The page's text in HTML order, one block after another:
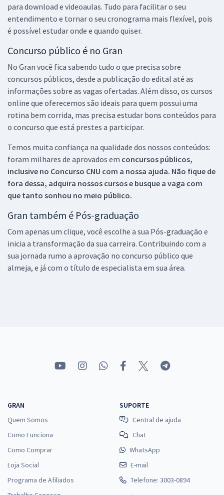
para download e videoaulas. Tudo para facilitar o seu
entendimento e tornar o seu cronograma mais flexível, pois
é possível estudar onde e quando quiser.
Concurso público é no Gran
No Gran você fica sabendo tudo o que precisa sobre
concursos públicos, desde a publicação do edital até as
informações sobre as vagas ofertadas. Além disso, os cursos
online que oferecemos são ideais para quem possui uma
rotina bem corrida, mas precisa estudar bons conteúdos para
o concurso que está prestes a participar.
Temos muita confiança na qualidade dos nossos conteúdos:
foram milhares de aprovados em concursos públicos,
inclusive no Concurso CNU com a nossa ajuda. Não fique de
fora dessa, adquira nossos cursos e busque a vaga com
que tanto sonhou no meio público.
Gran também é Pós-graduação
Com apenas um clique, você escolhe a sua Pós-graduação e
inicia a transformação da sua carreira. Contribuindo com a
sua jornada rumo a aprovação no concurso público que
almeja, e já com o título de especialista em sua área.
GRAN
Quem Somos
Como Funciona
Como Comprar
Loja Social
Programa de Afiliados
SUPORTE
Central de ajuda
Chat
WhatsApp
E-mail
Telefone: 3003-0894